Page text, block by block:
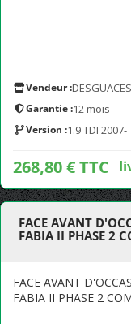
Vendeur :
Garantie :12 mois
Version :1.9 TDI 2007-
268,80 € TTC
FACE AVANT
FABIA II PHASE 2
FACE AVANT
FABIA II PHASE 2